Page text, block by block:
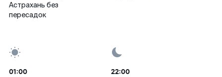
Астрахань без
пересадок
01:00 22:00